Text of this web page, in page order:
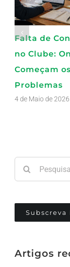
Falta de
no Clube:
Começam os
Problemas
4 de Maio de 2026
Artigos